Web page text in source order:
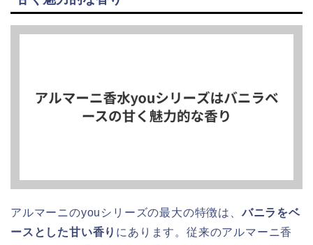
アルマーニのyouシリーズの最大の特徴は、バニラをベ
ースとした甘い香り にあります。従来のアルマーニ香